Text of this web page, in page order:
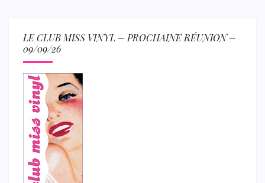
LE CLUB MISS VINYL – PROCHAINE RÉUNION –
09/09/26